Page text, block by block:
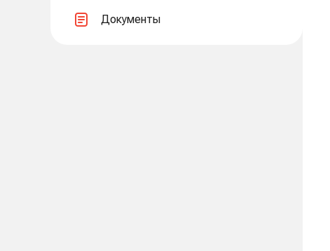
Документы